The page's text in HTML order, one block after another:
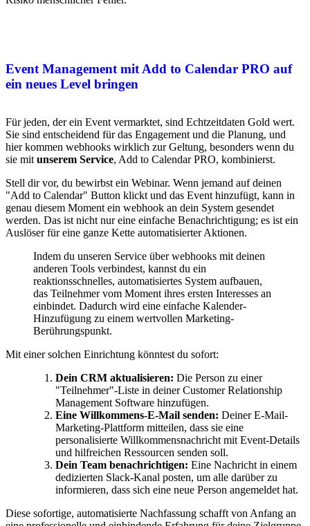
Event Management mit Add to Calendar PRO auf
ein neues Level bringen
Für jeden, der ein Event vermarktet, sind Echtzeitdaten Gold wert.
Sie sind entscheidend für das Engagement und die Planung, und
hier kommen webhooks wirklich zur Geltung, besonders wenn du
sie mit unserem Service, Add to Calendar PRO, kombinierst.
Stell dir vor, du bewirbst ein Webinar. Wenn jemand auf deinen
"Add to Calendar" Button klickt und das Event hinzufügt, kann in
genau diesem Moment ein webhook an dein System gesendet
werden. Das ist nicht nur eine einfache Benachrichtigung; es ist ein
Auslöser für eine ganze Kette automatisierter Aktionen.
Indem du unseren Service über webhooks mit deinen
anderen Tools verbindest, kannst du ein
reaktionsschnelles, automatisiertes System aufbauen,
das Teilnehmer vom Moment ihres ersten Interesses an
einbindet. Dadurch wird eine einfache Kalender-
Hinzufügung zu einem wertvollen Marketing-
Berührungspunkt.
Mit einer solchen Einrichtung könntest du sofort:
Dein CRM aktualisieren: Die Person zu einer
"Teilnehmer"-Liste in deiner Customer Relationship
Management Software hinzufügen.
Eine Willkommens-E-Mail senden: Deiner E-Mail-
Marketing-Plattform mitteilen, dass sie eine
personalisierte Willkommensnachricht mit Event-Details
und hilfreichen Ressourcen senden soll.
Dein Team benachrichtigen: Eine Nachricht in einem
dedizierten Slack-Kanal posten, um alle darüber zu
informieren, dass sich eine neue Person angemeldet hat.
Diese sofortige, automatisierte Nachfassung schafft von Anfang an